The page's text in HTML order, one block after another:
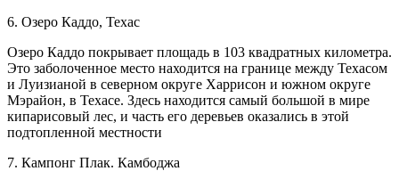
6. Озеро Каддо, Техас
Озеро Каддо покрывает площадь в 103 квадратных километра.
Это заболоченное место находится на границе между Техасом
и Луизианой в северном округе Харрисон и южном округе
Мэрайон, в Техасе. Здесь находится самый большой в мире
кипарисовый лес, и часть его деревьев оказались в этой
подтопленной местности
7. Кампонг Плак. Камбоджа